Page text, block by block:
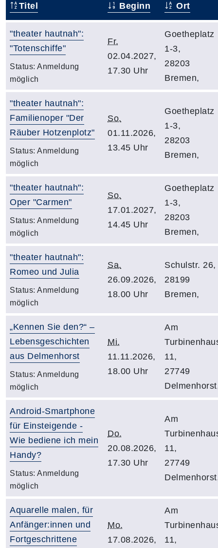
Titel Beginn Ort
"theater hautnah":
"Totenschiffe"
Status: Anmeldung
möglich
Fr.
02.04.2027,
17.30 Uhr
Goetheplatz
1-3,
28203
Bremen,
"theater hautnah":
Familienoper "Der
Räuber Hotzenplotz"
Status: Anmeldung
möglich
So.
01.11.2026,
13.45 Uhr
Goetheplatz
1-3,
28203
Bremen,
"theater hautnah":
Oper "Carmen"
Status: Anmeldung
möglich
So.
17.01.2027,
14.45 Uhr
Goetheplatz
1-3,
28203
Bremen,
"theater hautnah":
Romeo und Julia
Status: Anmeldung
möglich
Sa.
26.09.2026,
18.00 Uhr
Schulstr. 26,
28199
Bremen,
„Kennen Sie den?“ –
Lebensgeschichten
aus Delmenhorst
Status: Anmeldung
möglich
Mi.
11.11.2026,
18.00 Uhr
Am
11,
27749
Android-Smartphone
für Einsteigende -
Wie bediene ich mein
Handy?
Status: Anmeldung
möglich
Do.
20.08.2026,
17.30 Uhr
Am
11,
27749
Aquarelle malen, für
Anfänger:innen und
Fortgeschrittene
Mo.
17.08.2026,
Am
11,